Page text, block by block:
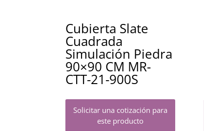
Cubierta Slate
Cuadrada
Simulación Piedra
90×90 CM MR-
CTT-21-900S
Solicitar una cotización para
este producto